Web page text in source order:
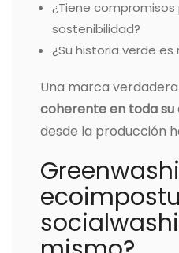
¿Tiene
sostenibilidad?
¿Su historia verde
Una marca
coherente en toda su
desde la producción